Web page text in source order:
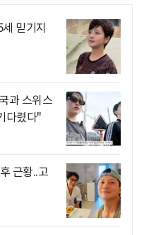
믿기지
과 스위스
다렸다"
근황..고